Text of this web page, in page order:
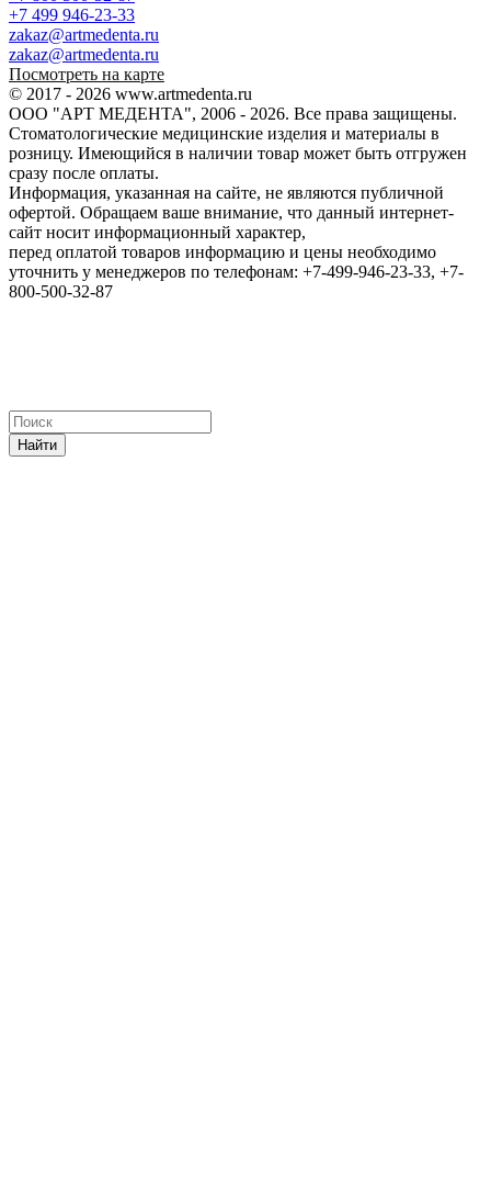
+7 499 946-23-33
zakaz@artmedenta.ru
zakaz@artmedenta.ru
Посмотреть на карте
© 2017 - 2026 www.artmedenta.ru
ООО "АРТ МЕДЕНТА", 2006 - 2026. Все права защищены.
Стоматологические медицинские изделия и материалы в
розницу. Имеющийся в наличии товар может быть отгружен
сразу после оплаты.
Информация, указанная на сайте, не являются публичной
офертой. Обращаем ваше внимание, что данный интернет-
сайт носит информационный характер,
перед оплатой товаров информацию и цены необходимо
уточнить у менеджеров по телефонам: +7-499-946-23-33, +7-
800-500-32-87
Найти